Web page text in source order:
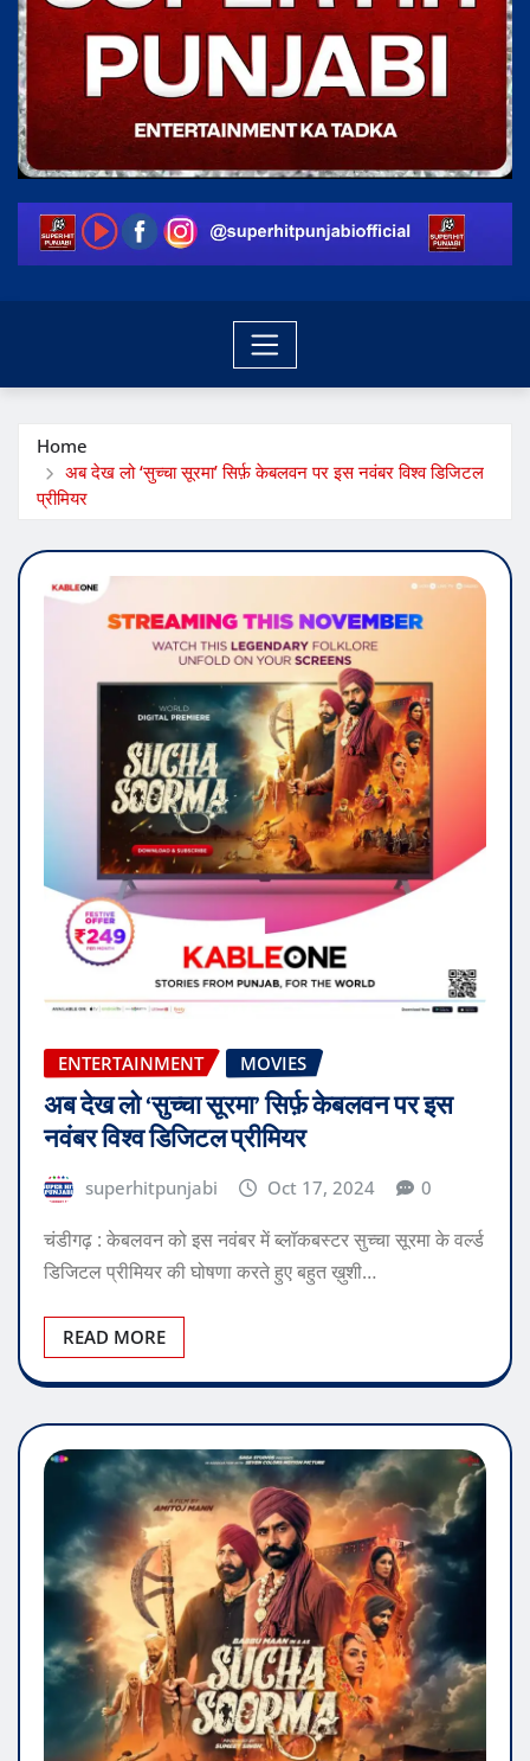
Home
अब देख लो ‘सुच्चा सूरमा’ सिर्फ़ केबलवन पर इस नवंबर विश्व डिजिटल
प्रीमियर
ENTERTAINMENT MOVIES
अब देख लो ‘सुच्चा सूरमा’ सिर्फ़ केबलवन पर इस
नवंबर विश्व डिजिटल प्रीमियर
superhitpunjabi Oct 17, 2024 0
चंडीगढ़ : केबलवन को इस नवंबर में ब्लॉकबस्टर सुच्चा सूरमा के वर्ल्ड
डिजिटल प्रीमियर की घोषणा करते हुए बहुत ख़ुशी…
READ MORE